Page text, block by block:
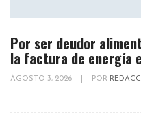
Por ser deudor
la factura de energía
AGOSTO 3, 2026 POR